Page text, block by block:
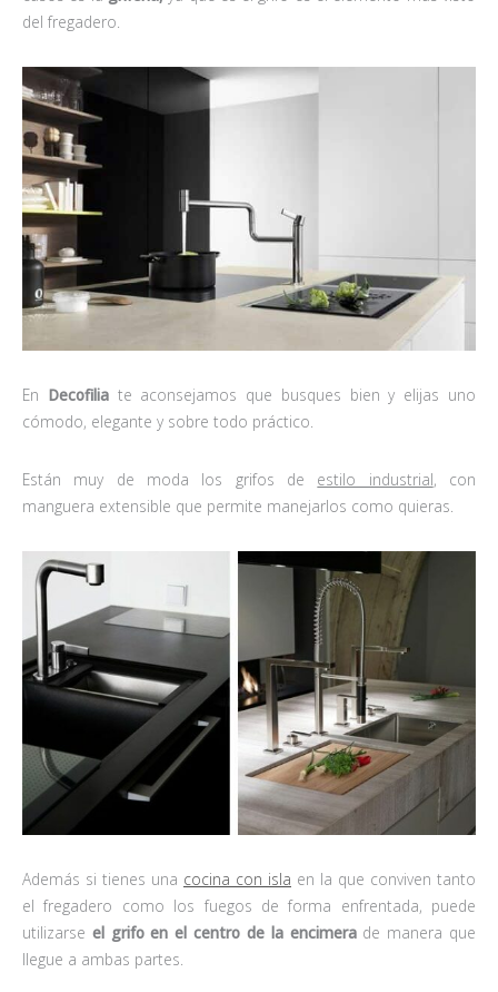
del fregadero.
En Decofiliate aconsejamos que busques bien y elijas uno
cómodo, elegante y sobre todo práctico.
Están muy de moda los grifos de estilo industrial, con
manguera extensible que permite manejarlos como quieras.
Además si tienes una cocina con isla en la que conviven tanto
el fregadero como los fuegos de forma enfrentada, puede
utilizarse el grifo en el centro de la encimerade manera que
llegue a ambas partes.